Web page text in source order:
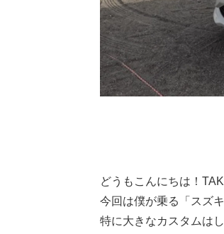
どうもこんにちは！
今回は僕が乗る「スズ
特に大きなカスタムは